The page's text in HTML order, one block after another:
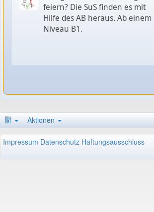
feiern? Die SuS finden es mit
Hilfe des AB heraus. Ab einem
Niveau B1.
Aktionen
Impressum Datenschutz Haftungsausschluss